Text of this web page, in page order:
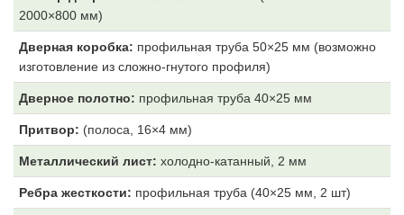
2000×800 мм)
Дверная коробка: профильная труба 50×25 мм (возможно
изготовление из сложно-гнутого профиля)
Дверное полотно: профильная труба 40×25 мм
Притвор: (полоса, 16×4 мм)
Металлический лист: холодно-катанный, 2 мм
Ребра жесткости: профильная труба (40×25 мм, 2 шт)